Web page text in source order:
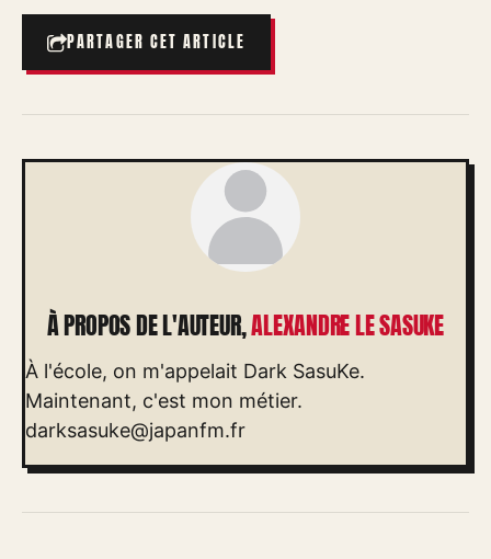
PARTAGER CET ARTICLE
À PROPOS DE L'AUTEUR,ALEXANDRE LE SASUKE
À l'école, on m'appelait Dark SasuKe.
Maintenant, c'est mon métier.
darksasuke@japanfm.fr